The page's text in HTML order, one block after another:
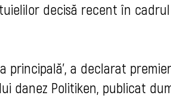
decisă recent în cadrul
a declarat
danez Politiken, publicat